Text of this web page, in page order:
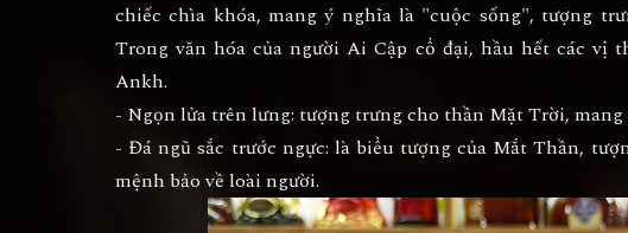
chiếc chìa khóa, mang ý nghĩa là "cuộc sống", tượng
Trong văn hóa của người Ai Cập cổ đại, hầu hết các vị
Ankh.
- Ngọn lửa trên lưng: tượng trưng cho thần Mặt Trời, mang
- Đá ngũ sắc trước ngực: là biểu tượng của Mắt Thần,
mệnh bảo về loài người.